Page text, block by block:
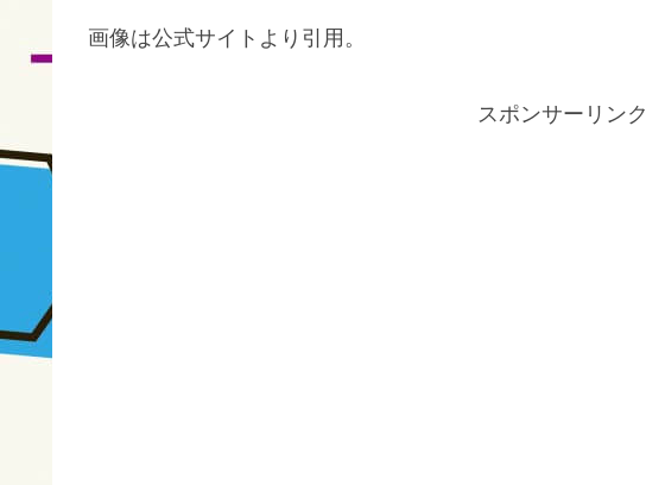
画像は公式サイトより引用。
スポンサーリンク